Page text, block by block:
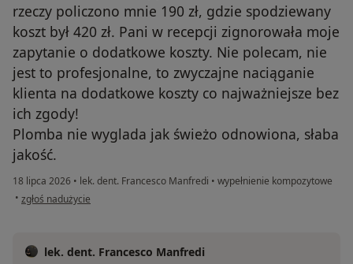
rzeczy policzono mnie 190 zł, gdzie spodziewany
koszt był 420 zł. Pani w recepcji zignorowała moje
zapytanie o dodatkowe koszty. Nie polecam, nie
jest to profesjonalne, to zwyczajne naciąganie
klienta na dodatkowe koszty co najważniejsze bez
ich zgody!
Plomba nie wyglada jak świeżo odnowiona, słaba
jakość.
18 lipca 2026 • lek. dent. Francesco Manfredi • wypełnienie kompozytowe
• w opinii użytkownika Marzena
zgłoś nadużycie
lek. dent. Francesco Manfredi